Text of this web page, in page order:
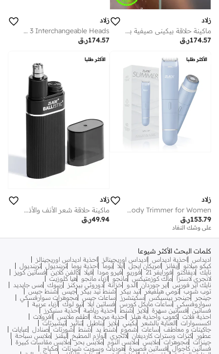
زلاد
ماكينة حلاقة بيكيني صيفية برو للنساء من زليد بشفرات سيراميك ناعمة وشحن سريع بمنفذ -
ر.ق174.57
زلاد
Zlade Jaws Blitz Rechargeable All-Purpose Beard Trimmer | 40 Length Settings | 3 Interchangeable Heads
ر.ق174.57
الأكثر طلبا
زلاد
Zlade Summer Vacay 2-in-1 Facial Hair Removal Shaver and Body Trimmer for Women
ر.ق153.79
على وشك النفاد
الأكثر طلبا
زلاد
ماكينة حلاقة شعر الأنف والأذن Zlade Ballistic - ماكينة حلاقة مقاومة للماء تعمل ببطارية AAA
ر.ق49.94
كلمات البحث الأكثر شيوعا
اديداس احذية اديداس اديداس اوريجينالز
احذية اديداس اوريجينالز
كيكو ميلانو
إيفانز امريكان ايجل ايلا بوما احذية بوما ترينديول ترينديول
نايك ديفاكتو فورايفر 21 فوريو فيرو مودا فيلا كالفن كلاين فساتين كويز
لانجري لاسنزا
ماك كوزمتيكس مانجو ازياء مانجو
هيا كلوزيت
نايك اير فورس
اير جوردان الدو خزانة دوروثي بيركنز ريبوك مس جايديد
توب شوب تومي هيلفيغر تيد بيكر شنط تيد بيكر جيس
شنط جيس
جينجر
جينجر بيسيكس سكيتشرز ساعات جيس مجوهرات سوارفسكي
سواروفسكي
ساعات مايكل كورس فساتين ايلا نيو لوك أزياء عربية
فساتين
فساتين سهرة بلايز شنط احذية رياضة
احذية سنيكرز
احذية فلات كعوب واحذية هيلز احذية مريحة اطقم ملابس
افرولات
اكسسوارات
العناية بالشعر بكيني بلايز بناطيل تنانير
تيشيرتات
جاكيتات و معاطف
ساعات شموع شنط يد شنط شورتات صنادل
عبايات
عطور
كنزات وسترات كارديغان لانجري لوازم المطبخ ليقنز
ملابس سباحة
جينزات مجوهرات ملابس ملابس النوم ملابس بحر ملابس مقاسات كبيرة
فساتين كاجوال
فساتين قصيرة هوديات وسويت شيرتات مكياج